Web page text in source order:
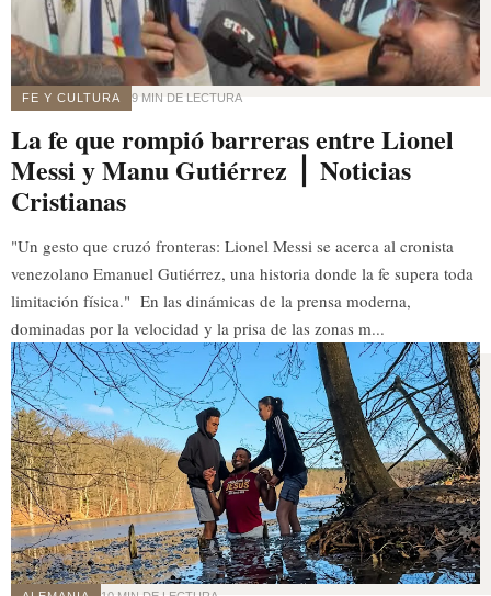
FE Y CULTURA 9 MIN DE LECTURA
La fe que rompió barreras entre Lionel
Messi y Manu Gutiérrez ⎪ Noticias
Cristianas
"Un gesto que cruzó fronteras: Lionel Messi se acerca al cronista
venezolano Emanuel Gutiérrez, una historia donde la fe supera toda
limitación física." En las dinámicas de la prensa moderna,
dominadas por la velocidad y la prisa de las zonas m...